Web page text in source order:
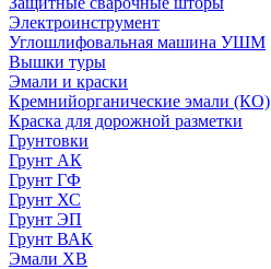
Электроинструмент
Углошлифовальная машина УШМ
Вышки туры
Эмали и краски
Кремнийорганические эмали (КО)
Краска для дорожной разметки
Грунтовки
Грунт АК
Грунт ГФ
Грунт ХС
Грунт ЭП
Грунт ВАК
Эмали ХВ